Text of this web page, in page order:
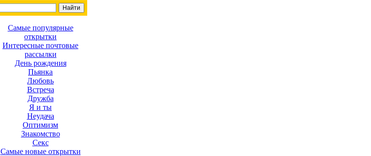
Самые популярные
открытки
Интересные почтовые
рассылки
День рождения
Пьянка
Любовь
Встреча
Дружба
Я и ты
Неудача
Оптимизм
Знакомство
Секс
Самые новые открытки